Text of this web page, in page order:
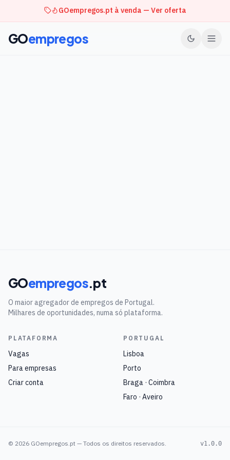
GOempregos.pt à venda — Ver oferta
GOempregos
GOempregos.pt
O maior agregador de empregos de Portugal.
Milhares de oportunidades, numa só plataforma.
PLATAFORMA
Vagas
Para empresas
Criar conta
PORTUGAL
Lisboa
Porto
Braga · Coimbra
Faro · Aveiro
© 2026 GOempregos.pt — Todos os direitos reservados. v1.0.0